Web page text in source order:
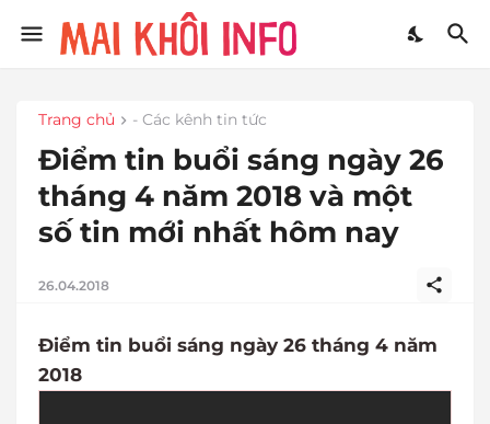
Trang chủ - Các kênh tin tức
Điểm tin buổi sáng ngày 26
tháng 4 năm 2018 và một
số tin mới nhất hôm nay
26.04.2018
Điểm tin buổi sáng ngày 26 tháng 4 năm
2018